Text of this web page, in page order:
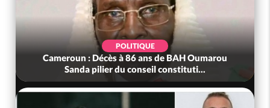
POLITIQUE
Cameroun : Décès à 86 ans de BAH Oumarou
Sanda pilier du conseil constituti...